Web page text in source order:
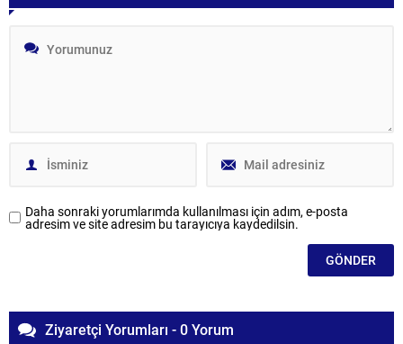
Daha sonraki yorumlarımda kullanılması için adım, e-posta
adresim ve site adresim bu tarayıcıya kaydedilsin.
Ziyaretçi Yorumları - 0 Yorum